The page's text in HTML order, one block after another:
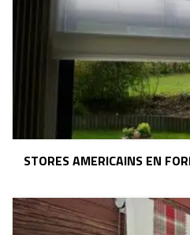
STORES AMERICAINS EN